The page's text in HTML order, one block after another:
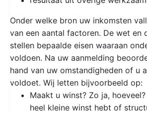
Onder welke bron uw inkomsten
van een aantal factoren. De wet en
stellen bepaalde eisen waaraan
voldoen. Na uw aanmelding
hand van uw omstandigheden of u
voldoet. Wij letten bijvoorbeeld op:
Maakt u winst? Zo ja,
heel kleine winst hebt of